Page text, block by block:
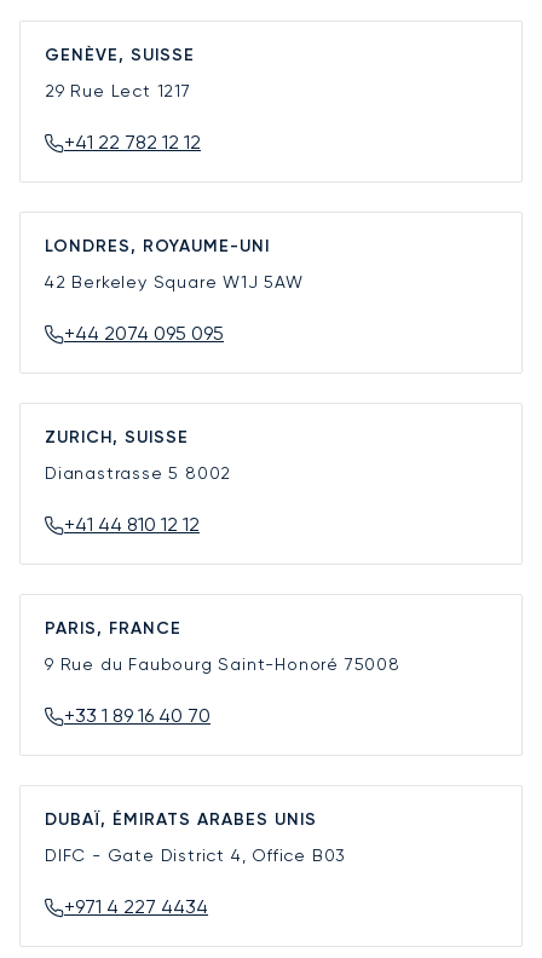
GENÈVE, SUISSE
29 Rue Lect 1217
+41 22 782 12 12
LONDRES, ROYAUME-UNI
42 Berkeley SquareW1J 5AW
+44 2074 095 095
ZURICH, SUISSE
Dianastrasse 5 8002
+41 44 810 12 12
PARIS, FRANCE
9 Rue du Faubourg Saint-Honoré 75008
+33 1 89 16 40 70
DUBAÏ, ÉMIRATS ARABES UNIS
DIFC - Gate District 4, Office B03
+971 4 227 4434